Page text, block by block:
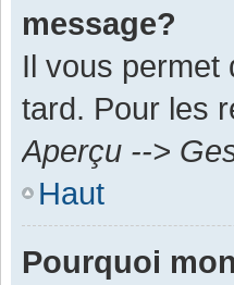
message?
Il vous permet
tard. Pour les
Aperçu -->
Haut
Pourquoi